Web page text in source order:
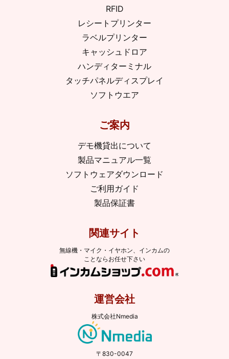
RFID
レシートプリンター
ラベルプリンター
キャッシュドロア
ハンディターミナル
タッチパネルディスプレイ
ソフトウエア
ご案内
デモ機貸出について
製品マニュアル一覧
ソフトウェアダウンロード
ご利用ガイド
製品保証書
関連サイト
無線機・マイク・イヤホン、インカムの
ことならお任せ下さい
運営会社
株式会社Nmedia
〒830-0047